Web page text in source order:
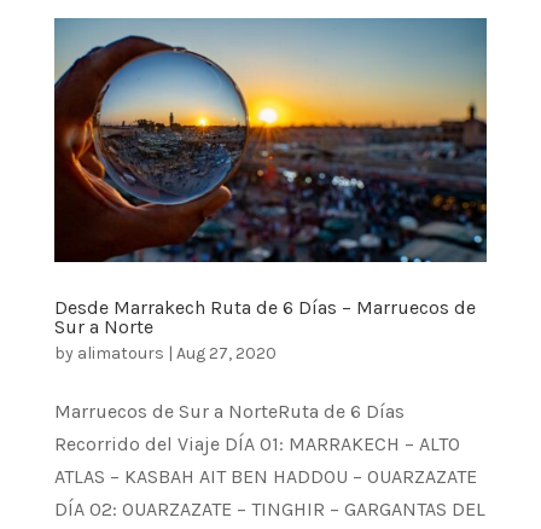
Desde Marrakech Ruta de 6 Días – Marruecos de
Sur a Norte
by alimatours | Aug 27, 2020
Marruecos de Sur a NorteRuta de 6 Días
Recorrido del Viaje DÍA 01: MARRAKECH – ALTO
ATLAS – KASBAH AIT BEN HADDOU – OUARZAZATE
DÍA 02: OUARZAZATE – TINGHIR – GARGANTAS DEL